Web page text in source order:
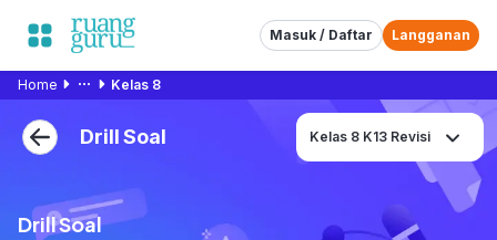
Masuk / Daftar Langganan
Home Kelas 8
Drill Soal Kelas 8 K13 Revisi
Drill Soal